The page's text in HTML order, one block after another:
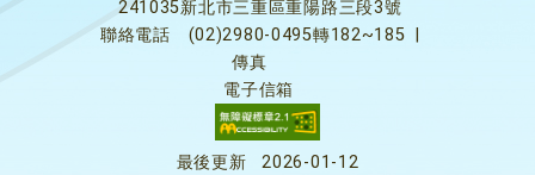
241035新北市三重區重陽路三段3號
聯絡電話
(02)2980-0495轉182~185
傳真
電子信箱
最後更新 2026-01-12